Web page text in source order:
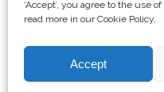
‘Accept’, you agree to the use
read more in our Cookie Policy.
Accept
© Copyright, 2026 . Rrjeti